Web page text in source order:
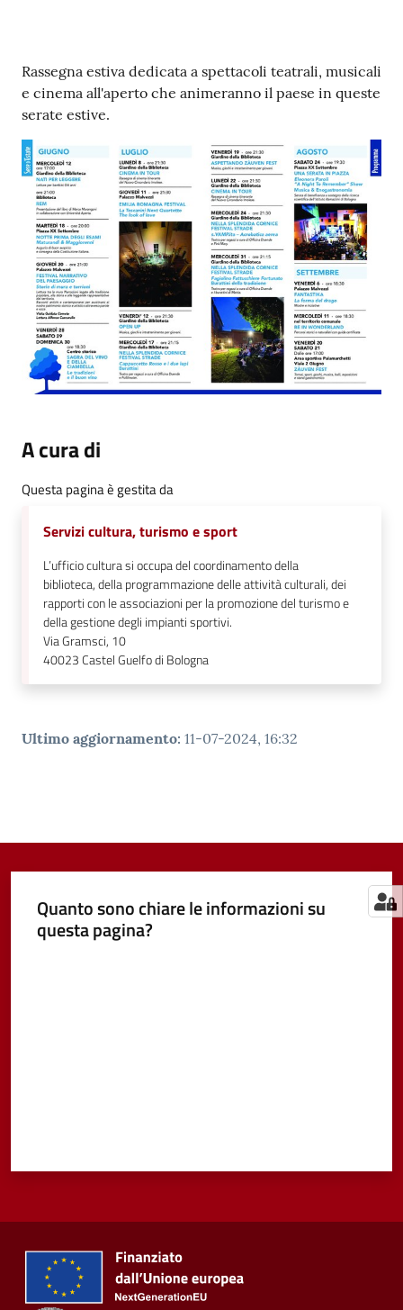
Contenuto
Rassegna estiva dedicata a spettacoli teatrali, musicali
e cinema all'aperto che animeranno il paese in queste
serate estive.
A cura di
Questa pagina è gestita da
Servizi cultura, turismo e sport
L’ufficio cultura si occupa del coordinamento della
biblioteca, della programmazione delle attività culturali, dei
rapporti con le associazioni per la promozione del turismo e
della gestione degli impianti sportivi.
Via Gramsci, 10
40023Castel Guelfo di Bologna
Ultimo aggiornamento: 11-07-2024, 16:32
Quanto sono chiare le informazioni su
questa pagina?